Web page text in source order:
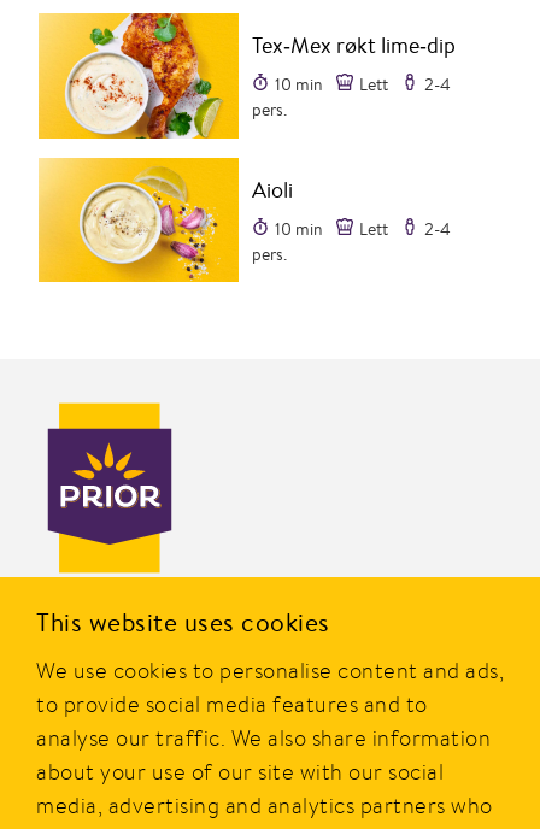
This website uses cookies
We use cookies to personalise content and ads,
to provide social media features and to
analyse our traffic. We also share information
about your use of our site with our social
media, advertising and analytics partners who
Tex‑Mex røkt lime‑dip
10 min Lett
2-4
pers.
Aioli
10 min Lett
2-4
pers.
PRIOR er en av Norges mest kjente merkevarer innen
1977, og i dag tilbyr PRIOR et bredt utvalg av produkter av
kylling, kalkun og egg fra norske bønder.
PRIOR er alltid godt og gir smakfull, sunn, rask og enkel
mat i hverdagen.